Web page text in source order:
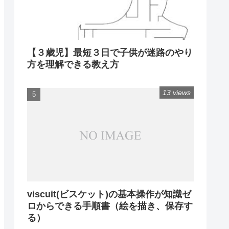
【３歳児】最短３日で子供が迷路のやり
方を理解できる教え方
viscuit(ビスケット)の基本操作が知識ゼ
ロからできる手順書（絵を描き、保存す
る）
13 views